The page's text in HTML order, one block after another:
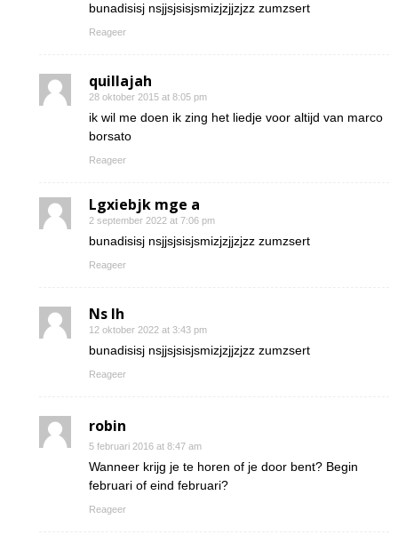
bunadisisj nsjjsjsisjsmizjzjjzjzz zumzsert
Reageer
quillajah
28 oktober 2015 at 8:05 pm
ik wil me doen ik zing het liedje voor altijd van marco
borsato
Reageer
Lgxiebjk mge a
2 september 2022 at 7:06 pm
bunadisisj nsjjsjsisjsmizjzjjzjzz zumzsert
Reageer
Ns Ih
12 oktober 2022 at 3:43 pm
bunadisisj nsjjsjsisjsmizjzjjzjzz zumzsert
Reageer
robin
5 februari 2016 at 8:47 am
Wanneer krijg je te horen of je door bent? Begin
februari of eind februari?
Reageer